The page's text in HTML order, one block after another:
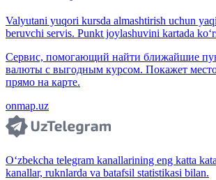
Valyutani yuqori kursda almashtirish uchun
beruvchi servis. Punkt joylashuvini kartada
Сервис, помогающий найти ближайшие
валюты с выгодным курсом. Покажет
прямо на карте.
onmap.uz
O‘zbekcha telegram kanallarining eng katta
kanallar, ruknlarda va batafsil statistikasi bilan.